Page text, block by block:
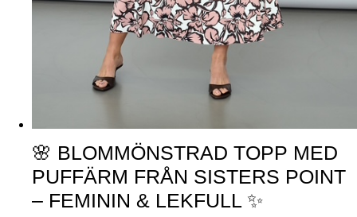
🌸 BLOMMÖNSTRAD TOPP MED
PUFFÄRM FRÅN SISTERS POINT
– FEMININ & LEKFULL ✨